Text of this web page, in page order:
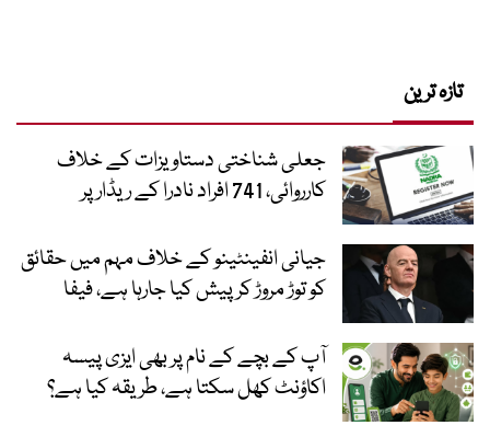
تازہ ترین
جعلی شناختی دستاویزات کے خلاف
کارروائی، 741 افراد نادرا کے ریڈار پر
جیانی انفینٹینو کے خلاف مہم میں حقائق
کو توڑ مروڑ کر پیش کیا جارہا ہے، فیفا
آپ کے بچے کے نام پر بھی ایزی پیسہ
اکاؤنٹ کھل سکتا ہے، طریقہ کیا ہے؟